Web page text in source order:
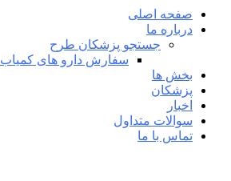
صفحه اصلی
درباره ما
جستجو پزشکان طرح
سفارش دارو های کمیاب
بخش ها
پزشکان
اخبار
سوالات متداول
تماس با ما